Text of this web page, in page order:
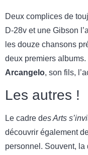
Deux complices de
D‑28v et une Gibson
les douze chansons
deux premiers albums.
Arcangelo, son fils,
Les autres !
Le cadre des Arts
découvrir également
personnel. Souvent,